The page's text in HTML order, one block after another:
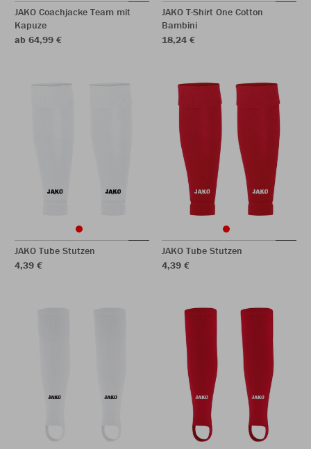
JAKO Coachjacke Team mit
Kapuze
ab 64,99 €
JAKO T-Shirt One Cotton
Bambini
18,24 €
JAKO Tube Stutzen
4,39 €
JAKO Tube Stutzen
4,39 €